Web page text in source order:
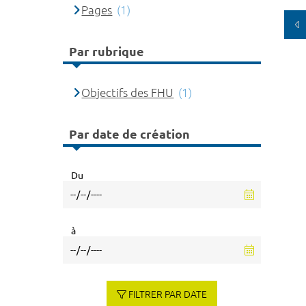
Pages (1)
Par rubrique
Objectifs des FHU (1)
Par date de création
Du
à
FILTRER PAR DATE